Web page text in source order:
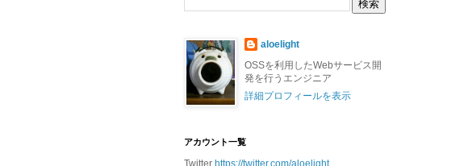
aloelight
OSSを利用したWebサービス開
発を行うエンジニア
詳細プロフィールを表示
アカウント一覧
Twitter https://twitter.com/aloelight